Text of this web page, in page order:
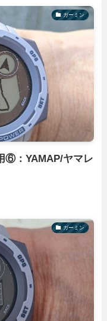
ガーミン
⑥：YAMAP/ヤマレ
ガーミン